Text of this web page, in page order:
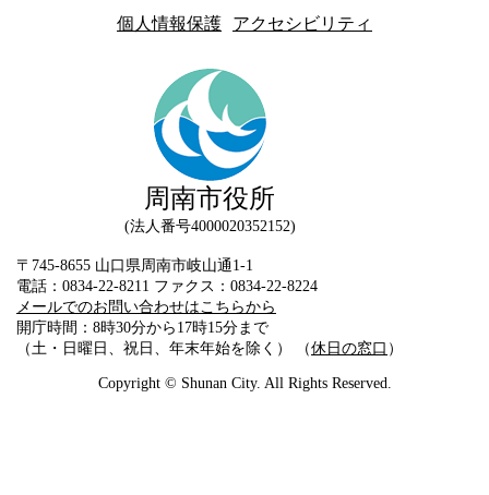
個人情報保護
アクセシビリティ
周南市役所
法人番号4000020352152
〒745-8655 山口県周南市岐山通1-1
電話：0834-22-8211 ファクス：0834-22-8224
メールでのお問い合わせはこちらから
開庁時間：8時30分から17時15分まで
（土・日曜日、祝日、年末年始を除く） （休日の窓口 ）
Copyright © Shunan City. All Rights Reserved.